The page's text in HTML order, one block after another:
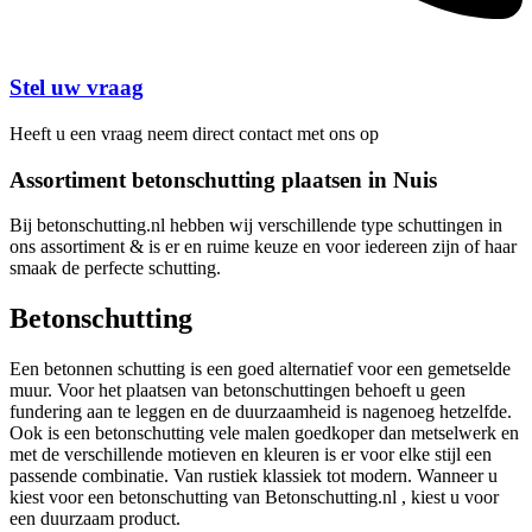
Stel uw vraag
Heeft u een vraag neem direct contact met ons op
Assortiment betonschutting plaatsen in Nuis
Bij betonschutting.nl hebben wij verschillende type schuttingen in
ons assortiment & is er en ruime keuze en voor iedereen zijn of haar
smaak de perfecte schutting.
Betonschutting
Een betonnen schutting is een goed alternatief voor een gemetselde
muur. Voor het plaatsen van betonschuttingen behoeft u geen
fundering aan te leggen en de duurzaamheid is nagenoeg hetzelfde.
Ook is een betonschutting vele malen goedkoper dan metselwerk en
met de verschillende motieven en kleuren is er voor elke stijl een
passende combinatie. Van rustiek klassiek tot modern. Wanneer u
kiest voor een betonschutting van Betonschutting.nl , kiest u voor
een duurzaam product.